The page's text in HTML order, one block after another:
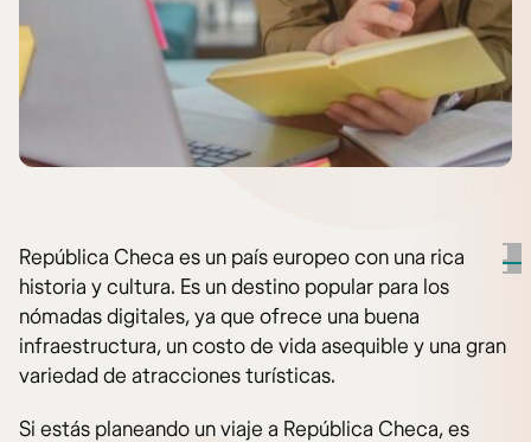
República Checa es un país europeo con una rica
historia y cultura. Es un destino popular para los
nómadas digitales, ya que ofrece una buena
infraestructura, un costo de vida asequible y una gran
variedad de atracciones turísticas.
Si estás planeando un viaje a República Checa, es